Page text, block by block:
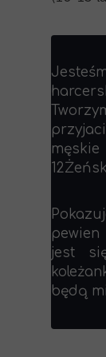
pewien
jest
będą